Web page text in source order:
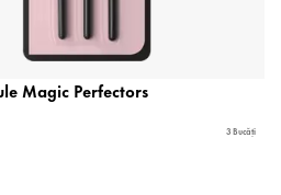
Magic Perfectors
3 Bucăți